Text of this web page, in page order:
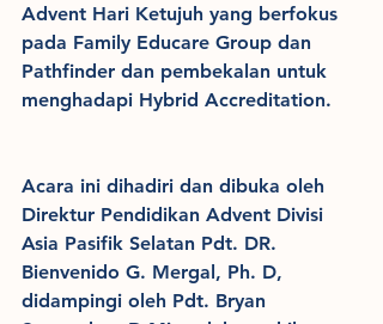
Advent Hari Ketujuh yang berfokus
pada Family Educare Group dan
Pathfinder dan pembekalan untuk
menghadapi Hybrid Accreditation.
Acara ini dihadiri dan dibuka oleh
Direktur Pendidikan Advent Divisi
Asia Pasifik Selatan Pdt. DR.
Bienvenido G. Mergal, Ph. D,
didampingi oleh Pdt. Bryan